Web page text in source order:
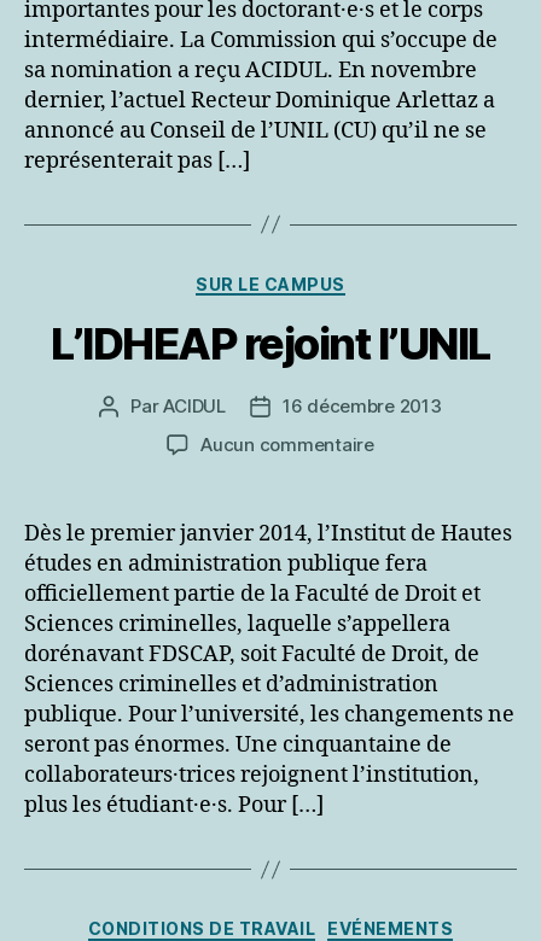
importantes pour les doctorant·e·s et le corps
intermédiaire. La Commission qui s’occupe de
sa nomination a reçu ACIDUL. En novembre
dernier, l’actuel Recteur Dominique Arlettaz a
annoncé au Conseil de l’UNIL (CU) qu’il ne se
représenterait pas […]
Catégories
SUR LE CAMPUS
L’IDHEAP rejoint l’UNIL
Auteur
ParACIDUL
Date16 décembre 2013
Aucun commentairesur
l’UNIL
Dès le premier janvier 2014, l’Institut de Hautes
études en administration publique fera
officiellement partie de la Faculté de Droit et
Sciences criminelles, laquelle s’appellera
dorénavant FDSCAP, soit Faculté de Droit, de
Sciences criminelles et d’administration
publique. Pour l’université, les changements ne
seront pas énormes. Une cinquantaine de
collaborateurs·trices rejoignent l’institution,
plus les étudiant·e·s. Pour […]
Catégories
CONDITIONS DE TRAVAIL
EVÉNEMENTS